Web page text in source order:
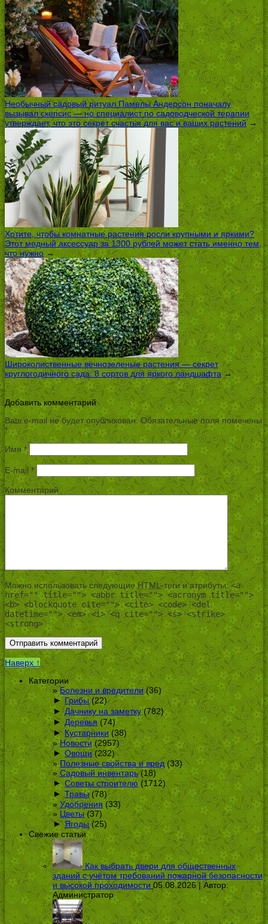
Необычный садовый ритуал Памелы Андерсон поначалу
вызывал скепсис — но специалист по садоводческой терапии
утверждает, что это секрет счастья для вас и ваших растений→
Хотите, чтобы комнатные растения росли крупными и яркими?
Этот медный аксессуар за 1300 рублей может стать именно тем,
что нужно →
Широколиственные вечнозеленые растения — секрет
круглогодичного сада: 8 сортов для яркого ландшафта→
Добавить комментарий
Ваш e-mail не будет опубликован. Обязательные поля помечены
*
Имя*
E-mail*
Комментарий
Можно использовать следующиеHTML-теги и атрибуты:<a
href="" title=""> <abbr title=""> <acronym title="">
<b> <blockquote cite=""> <cite> <code> <del
datetime=""> <em> <i> <q cite=""> <s> <strike>
<strong>
Наверх ↑
Категории
Болезни и вредители(36)
► Грибы(22)
► Дачнику на заметку(782)
► Деревья (74)
► Кустарники (38)
Новости(2957)
► Овощи(232)
Полезные свойства и вред(33)
Садовый инвентарь(18)
► Советы строителю(1712)
► Травы(78)
Удобрения(33)
Цветы(37)
► Ягоды(25)
Свежие статьи
Как выбрать двери для общественных
зданий с учётом требований пожарной безопасности
и высокой проходимости 05.08.2026 | Автор:
Администратор